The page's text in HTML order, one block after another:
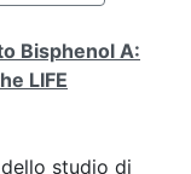
Bisphenol A:
LIFE
dello studio di